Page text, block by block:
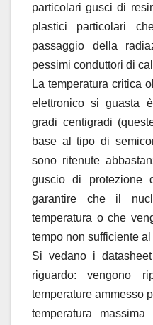
particolari gusci di
plastici particolari
passaggio della
pessimi conduttori di
La temperatura critica
elettronico si guasta
gradi centigradi
base al tipo di
sono ritenute
guscio di protezione
garantire che il
temperatura o che
tempo non sufficiente
Si vedano i
riguardo: vengono
temperature ammesso
temperatura